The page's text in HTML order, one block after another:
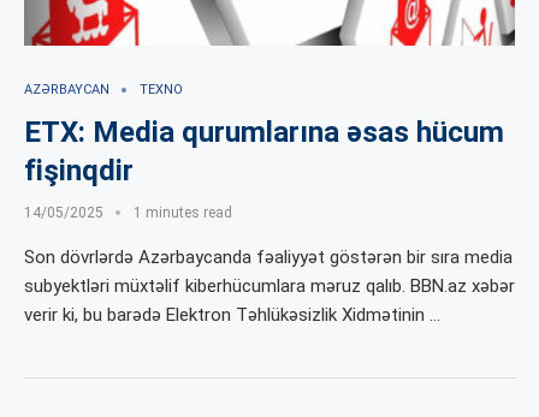
AZƏRBAYCAN TEXNO
ETX: Media qurumlarına əsas hücum
fişinqdir
14/05/2025 1 minutes read
Son dövrlərdə Azərbaycanda fəaliyyət göstərən bir sıra media
subyektləri müxtəlif kiberhücumlara məruz qalıb. BBN.az xəbər
verir ki, bu barədə Elektron Təhlükəsizlik Xidmətinin …